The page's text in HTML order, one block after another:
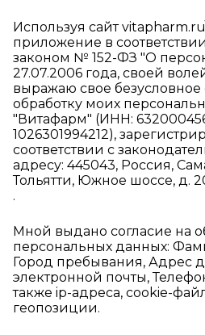
Используя сайт
приложение в
законом № 152-ФЗ "О
27.07.2006 года, своей
выражаю свое безусловное
обработку моих
"Витафарм" (ИНН:
1026301994212),
соответствии с
адресу: 445043, Россия,
Тольятти, Южное шоссе, д.
.
Мной выдано согласие на
персональных данных:
Город пребывания, Адрес
электронной почты,
также ip-адреса, cookie-
геопозиции.